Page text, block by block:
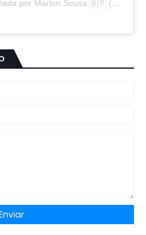
Uma publicação compartilhada por Marlon Sousa 🇧🇷 (@marlon_xlt50)